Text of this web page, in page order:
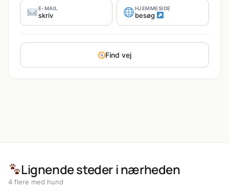
E-MAIL
skriv
HJEMMESIDE
besøg
Find vej
Lignende steder i nærheden
4 flere med hund